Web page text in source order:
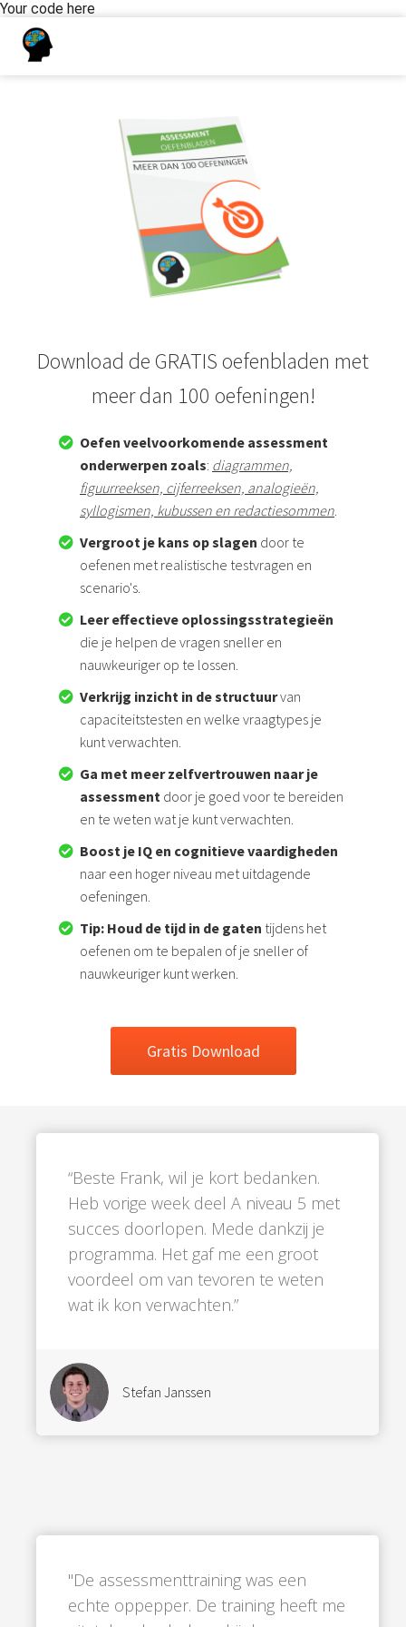
Your code here
Download de GRATIS oefenbladen met
meer dan 100 oefeningen!
Oefen veelvoorkomende assessment
onderwerpen zoals: diagrammen,
figuurreeksen, cijferreeksen, analogieën,
syllogismen, kubussen en redactiesommen.
Vergroot je kans op slagen door te
oefenen met realistische testvragen en
scenario's.
Leer effectieve oplossingsstrategieën
die je helpen de vragen sneller en
nauwkeuriger op te lossen.
Verkrijg inzicht in de structuurvan
capaciteitstesten en welke vraagtypes je
kunt verwachten.
Ga met meer zelfvertrouwen naar je
assessment door je goed voor te bereiden
en te weten wat je kunt verwachten.
Boost je IQ en cognitieve vaardigheden
naar een hoger niveau met uitdagende
oefeningen.
Tip: Houd de tijd in de gaten tijdens het
oefenen om te bepalen of je sneller of
nauwkeuriger kunt werken.
Gratis Download
“Beste Frank, wil je kort bedanken.
Heb vorige week deel A niveau 5 met
succes doorlopen. Mede dankzij je
programma. Het gaf me een groot
voordeel om van tevoren te weten
wat ik kon verwachten.”
Stefan Janssen
"De assessmenttraining was een
echte oppepper. De training heeft me